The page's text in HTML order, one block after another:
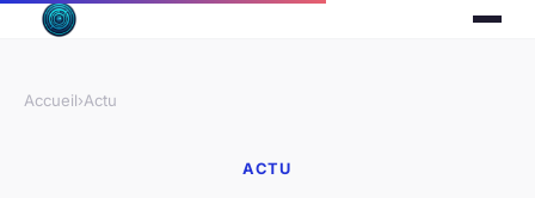
Accueil›Actu
ACTU